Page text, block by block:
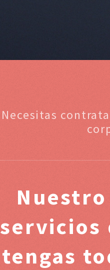
Necesitas
servicios
tengas